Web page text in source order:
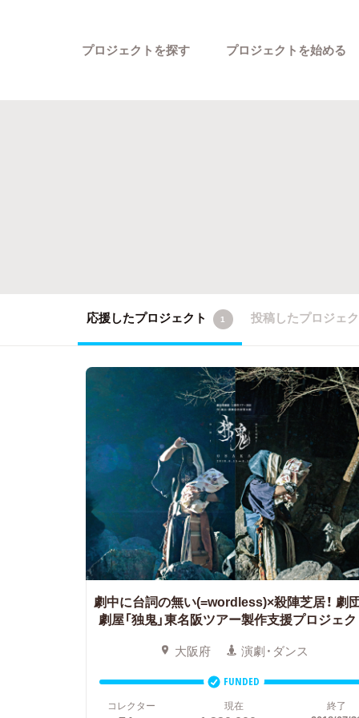
プロジェクトを探す プロジェクトを始める
応援したプロジェクト 1 投稿したプロジェ
劇中に台詞の無い(=wordless)×殺陣芝居！ 劇
劇屋「独鬼」東名阪ツアー製作支援プロジェク
大阪府 演劇・ダンス
FUNDED
コレクター
現在 終了